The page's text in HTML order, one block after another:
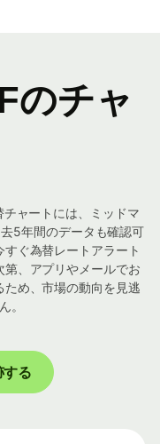
のチャ
ャートには、ミッドマ
5年間のデータも確認可
ぐ為替レートアラート
、アプリやメールでお
め、市場の動向を見逃
。
る